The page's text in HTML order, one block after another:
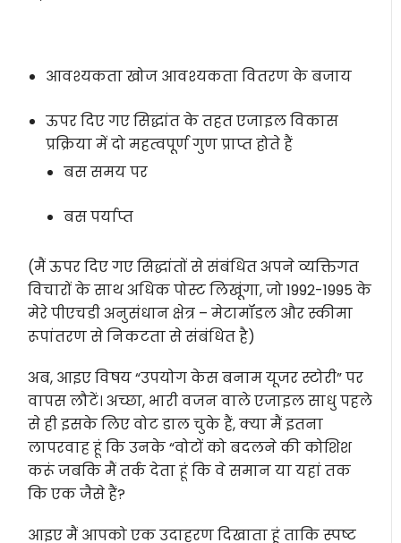
आवश्यकता खोज आवश्यकता वितरण के बजाय
ऊपर दिए गए सिद्धांत के तहत एजाइल विकास
प्रक्रिया में दो महत्वपूर्ण गुण प्राप्त होते हैं
बस समय पर
बस पर्याप्त
(मैं ऊपर दिए गए सिद्धांतों से संबंधित अपने व्यक्तिगत
विचारों के साथ अधिक पोस्ट लिखूंगा, जो 1992-1995 के
मेरे पीएचडी अनुसंधान क्षेत्र – मेटामॉडल और स्कीमा
रूपांतरण से निकटता से संबंधित है)
अब, आइए विषय “उपयोग केस बनाम यूजर स्टोरी” पर
वापस लौटें। अच्छा, भारी वजन वाले एजाइल साधु पहले
से ही इसके लिए वोट डाल चुके हैं, क्या मैं इतना
लापरवाह हूं कि उनके “वोटों को बदलने की कोशिश
करूं जबकि मैं तर्क देता हूं कि वे समान या यहां तक
कि एक जैसे हैं?
आइए मैं आपको एक उदाहरण दिखाता हूं ताकि स्पष्ट